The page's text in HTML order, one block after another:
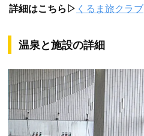
詳細はこちら▷ くるま旅クラブ
温泉と施設の詳細